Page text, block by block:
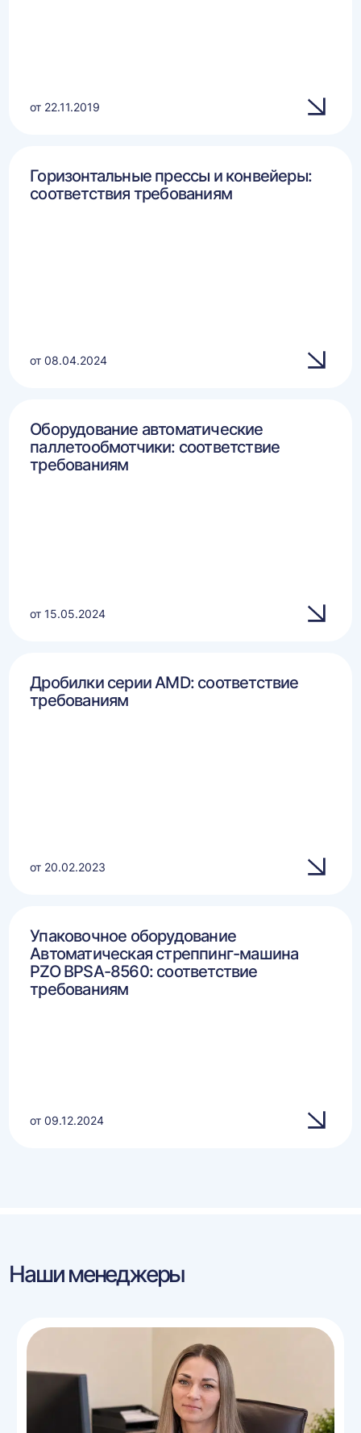
от 22.11.2019
Горизонтальные прессы и конвейеры:
соответствия требованиям
от 08.04.2024
Оборудование автоматические
паллетообмотчики: соответствие
требованиям
от 15.05.2024
Дробилки серии AMD: соответствие
требованиям
от 20.02.2023
Упаковочное оборудование
Автоматическая стреппинг-машина
PZO BPSA-8560: соответствие
требованиям
от 09.12.2024
Наши менеджеры